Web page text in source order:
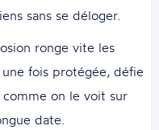
sans se déloger.
ronge vite les
fois protégée, défie
on le voit sur
date.